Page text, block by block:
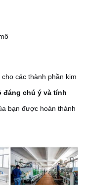
các thành phần kim
đáng chú ý và tính
bạn được hoàn thành